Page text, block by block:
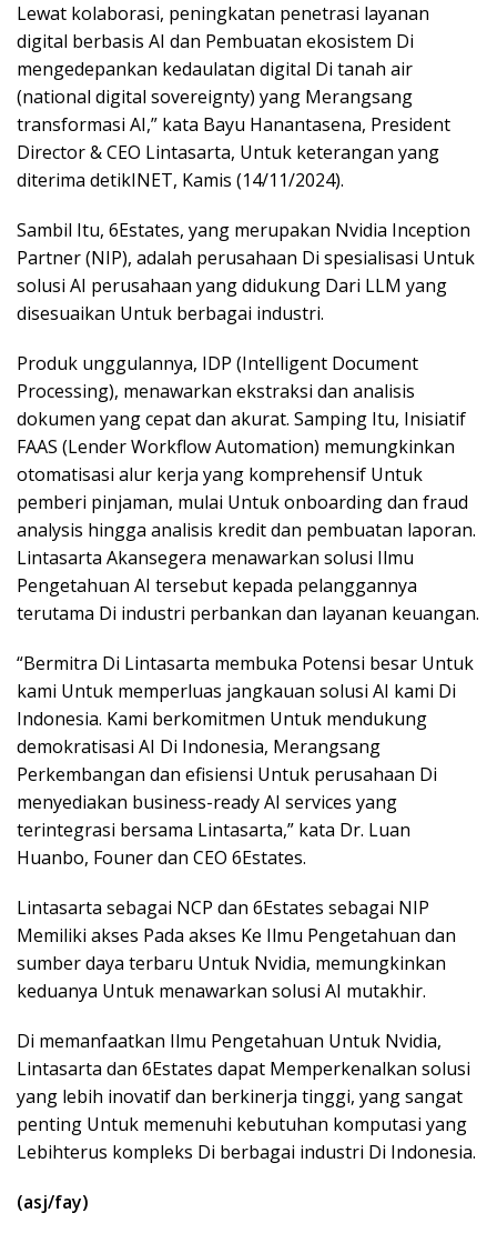
Lewat kolaborasi, peningkatan penetrasi layanan
digital berbasis AI dan Pembuatan ekosistem Di
mengedepankan kedaulatan digital Di tanah air
(national digital sovereignty) yang Merangsang
transformasi AI,” kata Bayu Hanantasena, President
Director & CEO Lintasarta, Untuk keterangan yang
diterima detikINET, Kamis (14/11/2024).
Sambil Itu, 6Estates, yang merupakan Nvidia Inception
Partner (NIP), adalah perusahaan Di spesialisasi Untuk
solusi AI perusahaan yang didukung Dari LLM yang
disesuaikan Untuk berbagai industri.
Produk unggulannya, IDP (Intelligent Document
Processing), menawarkan ekstraksi dan analisis
dokumen yang cepat dan akurat. Samping Itu, Inisiatif
FAAS (Lender Workflow Automation) memungkinkan
otomatisasi alur kerja yang komprehensif Untuk
pemberi pinjaman, mulai Untuk onboarding dan fraud
analysis hingga analisis kredit dan pembuatan laporan.
Lintasarta Akansegera menawarkan solusi Ilmu
Pengetahuan AI tersebut kepada pelanggannya
terutama Di industri perbankan dan layanan keuangan.
“Bermitra Di Lintasarta membuka Potensi besar Untuk
kami Untuk memperluas jangkauan solusi AI kami Di
Indonesia. Kami berkomitmen Untuk mendukung
demokratisasi AI Di Indonesia, Merangsang
Perkembangan dan efisiensi Untuk perusahaan Di
menyediakan business-ready AI services yang
terintegrasi bersama Lintasarta,” kata Dr. Luan
Huanbo, Founer dan CEO 6Estates.
Lintasarta sebagai NCP dan 6Estates sebagai NIP
Memiliki akses Pada akses Ke Ilmu Pengetahuan dan
sumber daya terbaru Untuk Nvidia, memungkinkan
keduanya Untuk menawarkan solusi AI mutakhir.
Di memanfaatkan Ilmu Pengetahuan Untuk Nvidia,
Lintasarta dan 6Estates dapat Memperkenalkan solusi
yang lebih inovatif dan berkinerja tinggi, yang sangat
penting Untuk memenuhi kebutuhan komputasi yang
Lebihterus kompleks Di berbagai industri Di Indonesia.
(asj/fay)